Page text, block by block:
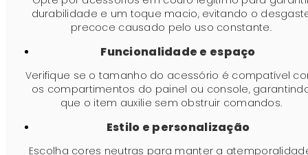
durabilidade e um toque macio, evitando o
precoce causado pelo uso constante.
Funcionalidade e espaço
Verifique se o tamanho do acessório é compatível
os compartimentos do painel ou console,
que o item auxilie sem obstruir comandos.
Estilo e personalização
Escolha cores neutras para manter a